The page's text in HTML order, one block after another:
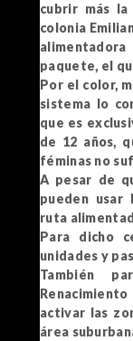
cubrir más
colonia
paquete, el
Por el color,
sistema lo
que es
de 12 años,
féminas no
A pesar de
pueden usar
ruta
Para dicho
unidades y
También
activar las
área